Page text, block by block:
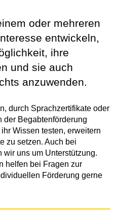
oder mehreren
entwickeln,
ihre
und sie auch
anzuwenden.
durch Sprachzertifikate oder
der Begabtenförderung
Wissen testen, erweitern
zu setzen. Auch bei
uns um Unterstützung.
helfen bei Fragen zur
Förderung gerne